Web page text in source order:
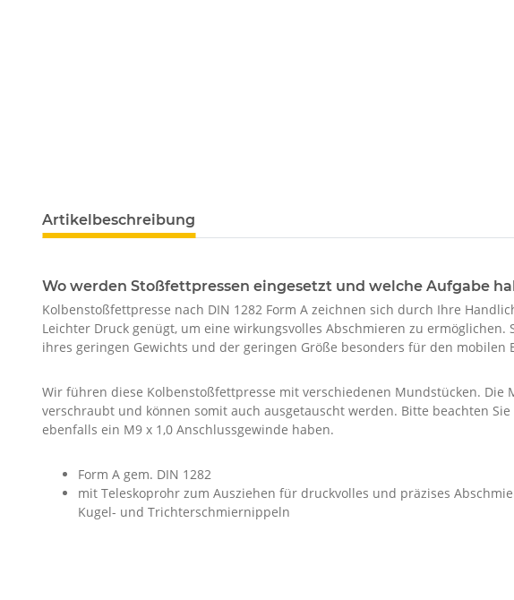
Artikelbeschreibung
Wo werden Stoßfettpressen eingesetzt und welche Aufgabe
Kolbenstoßfettpresse nach DIN 1282 Form A zeichnen sich durch Ihre
Leichter Druck genügt, um eine wirkungsvolles Abschmieren zu
ihres geringen Gewichts und der geringen Größe besonders für den mobilen
Wir führen diese Kolbenstoßfettpresse mit verschiedenen Mundstücken. Die
verschraubt und können somit auch ausgetauscht werden. Bitte beachten
ebenfalls ein M9 x 1,0 Anschlussgewinde haben.
Form A gem. DIN 1282
mit Teleskoprohr zum Ausziehen für druckvolles und präzises
Kugel- und Trichterschmiernippeln